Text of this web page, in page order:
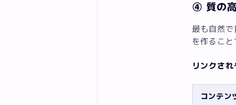
④ 質の
最も自然で
を作ること
リンクさ
コンテン